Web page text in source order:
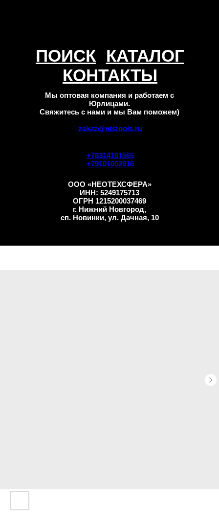
КОНТАКТЫ
ПОИСК
+78314101565
+79101002916
zakaz@ntstools.ru
КАТАЛОГ
ООО «НЕОТЕХСФЕРА»
ИНН: 5249175713
ОГРН 1215200037469
г. Нижний Новгород,
сп. Новинки, ул. Дачная, 10
Мы оптовая компания и работаем с
Юрлицами.
Свяжитесь с нами и мы Вам поможем)